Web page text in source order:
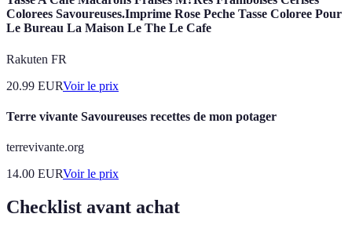
Colorees Savoureuses.Imprime Rose Peche Tasse Coloree Pour
Le Bureau La Maison Le The Le Cafe
Rakuten FR
20.99 EURVoir le prix
Terre vivante Savoureuses recettes de mon potager
terrevivante.org
14.00 EURVoir le prix
Checklist avant achat